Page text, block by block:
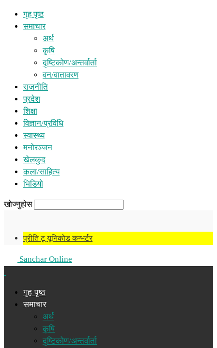
गृह पृष्ठ
समाचार
अर्थ
कृषि
दृष्टिकोण/अन्तर्वार्ता
वन/वातावरण
राजनीति
प्रदेश
शिक्षा
विज्ञान/प्रविधि
स्वास्थ्य
मनोरञ्जन
खेलकुद
कला/साहित्य
भिडियो
खोज्नुहोस
प्रीति टू यूनिकोड कन्भर्टर
Sanchar Online
गृह पृष्ठ
समाचार
अर्थ
कृषि
दृष्टिकोण/अन्तर्वार्ता